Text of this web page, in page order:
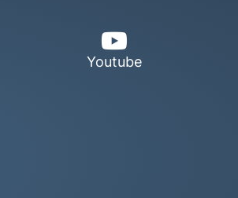
Youtube